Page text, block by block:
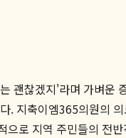
괜찮겠지'라며 가벼
지축이엠365의원의
로 지역 주민들의 전